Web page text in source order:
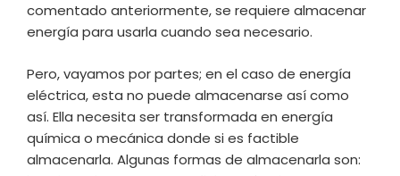
comentado anteriormente, se requiere almacenar
energía para usarla cuando sea necesario.
Pero, vayamos por partes; en el caso de energía
eléctrica, esta no puede almacenarse así como
así. Ella necesita ser transformada en energía
química o mecánica donde si es factible
almacenarla. Algunas formas de almacenarla son: